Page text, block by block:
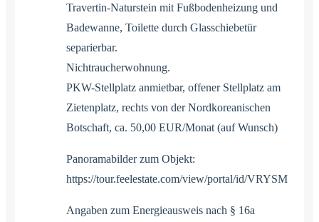
Travertin-Naturstein mit Fußbodenheizung und
Badewanne, Toilette durch Glasschiebetür
separierbar.
Nichtraucherwohnung.
PKW-Stellplatz anmietbar, offener Stellplatz am
Zietenplatz, rechts von der Nordkoreanischen
Botschaft, ca. 50,00 EUR/Monat (auf Wunsch)
Panoramabilder zum Objekt:
https://tour.feelestate.com/view/portal/id/VRYSM
Angaben zum Energieausweis nach § 16a